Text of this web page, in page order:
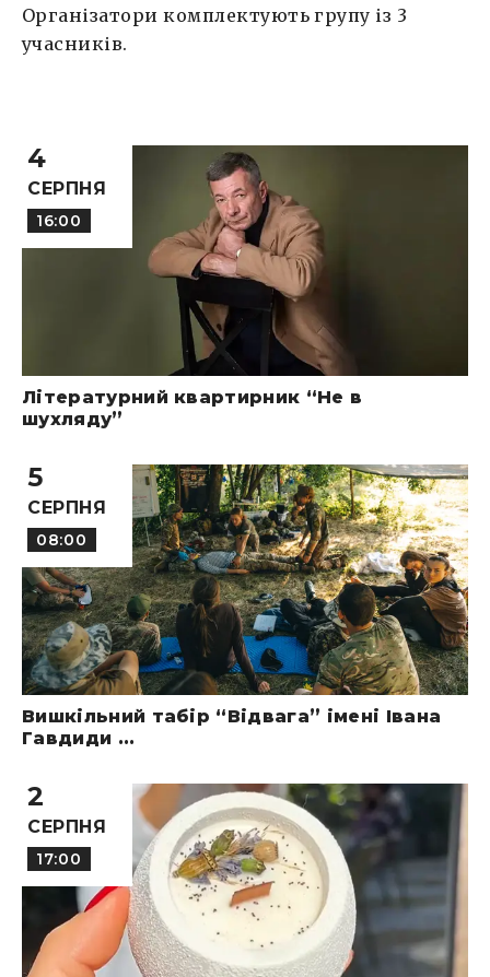
Організатори комплектують групу із 3
учасників.
4
СЕРПНЯ
16:00
Літературний квартирник “Не в
шухляду”
5
СЕРПНЯ
08:00
Вишкільний табір “Відвага” імені Івана
Гавдиди ...
2
СЕРПНЯ
17:00